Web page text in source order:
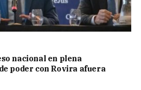
nacional en plena
poder con Rovira afuera